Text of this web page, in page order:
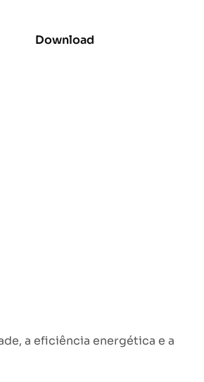
Download
a eficiência energética e a